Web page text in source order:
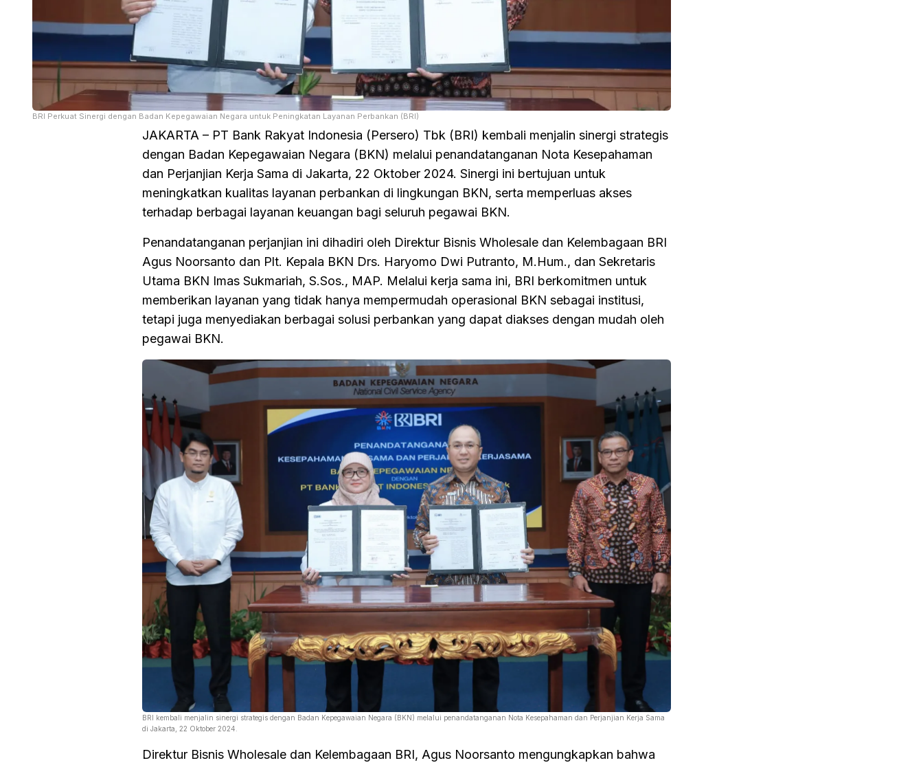
BRI Perkuat Sinergi dengan Badan Kepegawaian Negara untuk Peningkatan Layanan Perbankan (BRI)
JAKARTA – PT Bank Rakyat Indonesia (Persero) Tbk (BRI) kembali menjalin sinergi strategis
dengan Badan Kepegawaian Negara (BKN) melalui penandatanganan Nota Kesepahaman
dan Perjanjian Kerja Sama di Jakarta, 22 Oktober 2024. Sinergi ini bertujuan untuk
meningkatkan kualitas layanan perbankan di lingkungan BKN, serta memperluas akses
terhadap berbagai layanan keuangan bagi seluruh pegawai BKN.
Penandatanganan perjanjian ini dihadiri oleh Direktur Bisnis Wholesale dan Kelembagaan BRI
Agus Noorsanto dan Plt. Kepala BKN Drs. Haryomo Dwi Putranto, M.Hum., dan Sekretaris
Utama BKN Imas Sukmariah, S.Sos., MAP. Melalui kerja sama ini, BRI berkomitmen untuk
memberikan layanan yang tidak hanya mempermudah operasional BKN sebagai institusi,
tetapi juga menyediakan berbagai solusi perbankan yang dapat diakses dengan mudah oleh
pegawai BKN.
BRI kembali menjalin sinergi strategis dengan Badan Kepegawaian Negara (BKN) melalui penandatanganan Nota Kesepahaman dan Perjanjian Kerja Sama
di Jakarta, 22 Oktober 2024.
Direktur Bisnis Wholesale dan Kelembagaan BRI, Agus Noorsanto mengungkapkan bahwa